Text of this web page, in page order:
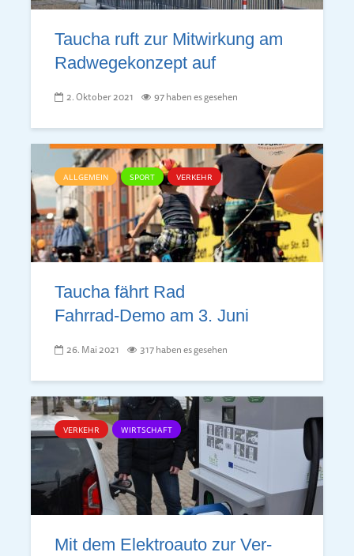
Taucha ruft zur Mitwirkung am
Radwegekonzept auf
2. Oktober 2021 97 haben es gesehen
ALLGEMEIN SPORT VERKEHR
Taucha fährt Rad
Fahrrad-Demo am 3. Juni
26. Mai 2021 317 haben es gesehen
VERKEHR WIRTSCHAFT
Mit dem Elektro­auto zur Ver­